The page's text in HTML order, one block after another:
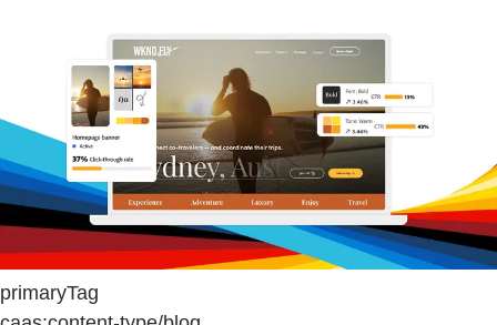
primaryTag